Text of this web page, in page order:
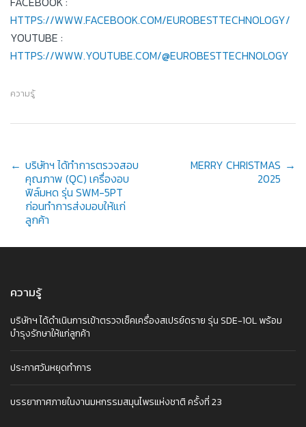
HTTPS://WWW.FACEBOOK.COM/EUROBESTTECHNOLOGY/
YOUTUBE :
HTTPS://WWW.YOUTUBE.COM/@EUROBESTTECHNOLOGY
ความรู้
Post
navigation
← บริษัทฯ ได้ทำการตรวจสอบ
คุณภาพ (QC) เครื่องอบ
ฟิล์มหด รุ่น SWM-5PT
ก่อนทำการส่งมอบให้แก่
ลูกค้า
MERRY CHRISTMAS
2025
→
ความรู้
บริษัทฯ ได้ดำเนินการเข้าตรวจเช็คเครื่องสเปรย์ดราย รุ่น SDE-10L พร้อม
บำรุงรักษาให้แก่ลูกค้า
ประกาศวันหยุดทำการ
บรรยากาศภายในงานมหกรรมสมุนไพรแห่งชาติ ครั้งที่ 23